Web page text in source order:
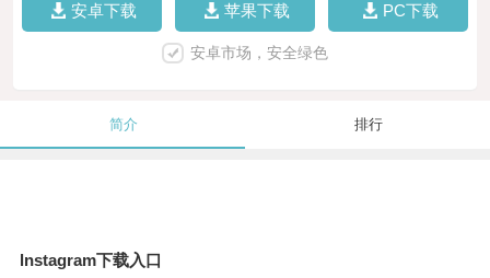
安卓下载 苹果下载 PC下载
安卓市场，安全绿色
简介 排行
lnstagram下载入口